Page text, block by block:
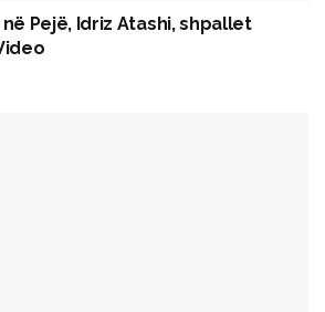
Pejë, Idriz Atashi, shpallet